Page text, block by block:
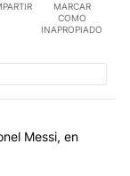
MARCAR
COMO
INAPROPIADO
en los
Messi, el
Messi, en